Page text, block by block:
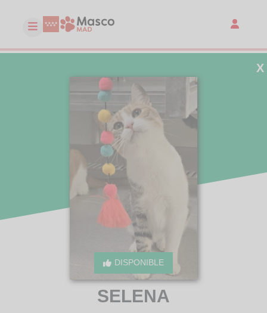
DISPONIBLE
X
SELENA